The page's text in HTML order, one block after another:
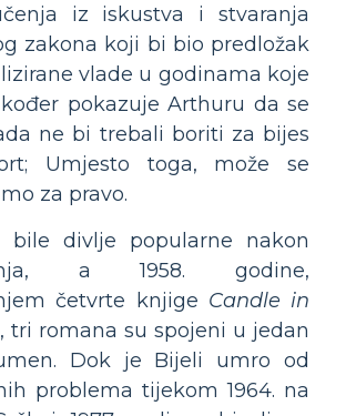
iz iskustva i stvaranja
zakona koji bi bio predložak
vlade u godinama koje
pokazuje Arthuru da se
ne bi trebali boriti za bijes
Umjesto toga, može se
za pravo.
bile divlje popularne nakon
a 1958. godine,
četvrte knjige Candle in
, tri romana su spojeni u jedan
Dok je Bijeli umro od
problema tijekom 1964. na